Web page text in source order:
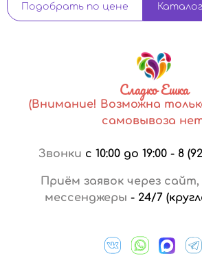
Подобрать по цене Каталог
Сладко Ешка
(Внимание! Возможна
самовывоза
Звонки с 10:00 до 19:00 - 8
Приём заявок через
мессенджеры - 24/7